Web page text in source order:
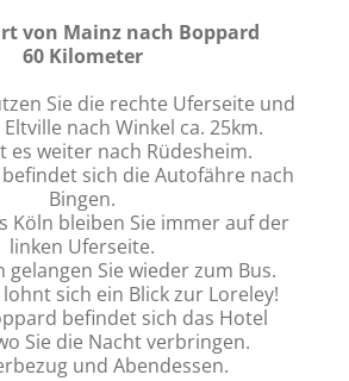
von Mainz nach Boppard
60 Kilometer
Sie die rechte Uferseite und
nach Winkel ca. 25km.
es weiter nach Rüdesheim.
sich die Autofähre nach
Bingen.
Köln bleiben Sie immer auf der
linken Uferseite.
gelangen Sie wieder zum Bus.
sich ein Blick zur Loreley!
befindet sich das Hotel
Sie die Nacht verbringen.
und Abendessen.